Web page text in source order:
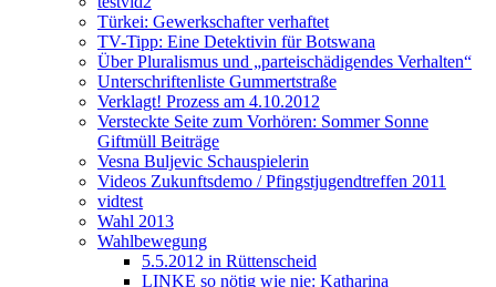
Türkei: Gewerkschafter verhaftet
TV-Tipp: Eine Detektivin für Botswana
Über Pluralismus und „parteischädigendes Verhalten“
Unterschriftenliste Gummertstraße
Verklagt! Prozess am 4.10.2012
Versteckte Seite zum Vorhören: Sommer Sonne
Giftmüll Beiträge
Vesna Buljevic Schauspielerin
Videos Zukunftsdemo / Pfingstjugendtreffen 2011
vidtest
Wahl 2013
Wahlbewegung
5.5.2012 in Rüttenscheid
LINKE so nötig wie nie: Katharina